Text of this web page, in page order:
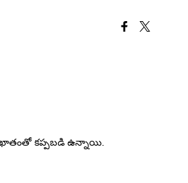
కప్పబడి ఉన్నాయి.